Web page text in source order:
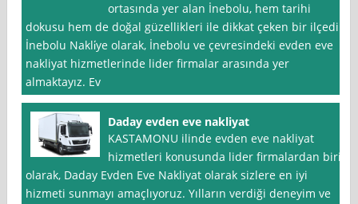
ortasında yer alan İnebolu, hem tarihi
dokusu hem de doğal güzellikleri ile dikkat çeken bir ilçedir.
İnebolu Nakli̇ye olarak, İnebolu ve çevresindeki evden eve
nakliyat hizmetlerinde lider firmalar arasında yer
almaktayız. Ev
Daday evden eve nakliyat
KASTAMONU ilinde evden eve nakliyat
hizmetleri konusunda lider firmalardan biri
olarak, Daday Evden Eve Nakliyat olarak sizlere en iyi
hizmeti sunmayı amaçlıyoruz. Yılların verdiği deneyim ve